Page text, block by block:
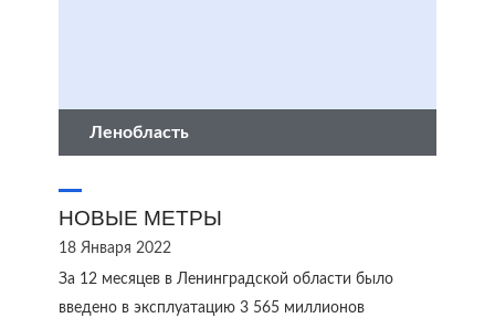
Ленобласть
НОВЫЕ МЕТРЫ
18 Января 2022
За 12 месяцев в Ленинградской области было
введено в эксплуатацию 3 565 миллионов